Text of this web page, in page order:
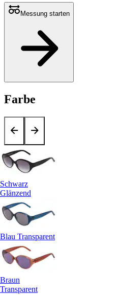
Messung starten
Farbe
Schwarz
Glänzend
Blau Transparent
Braun
Transparent